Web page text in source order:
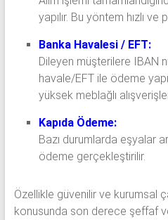
yapılır. Bu yöntem hızlı ve
Banka Havalesi / EFT:
Dileyen müşterilere IBAN
havale/EFT ile ödeme
yüksek meblağlı
Kapıda Ödeme:
Bazı durumlarda eşyalar
ödeme gerçekleştirilir.
Özellikle güvenilir ve kurumsal
konusunda son derece şeffaf ve